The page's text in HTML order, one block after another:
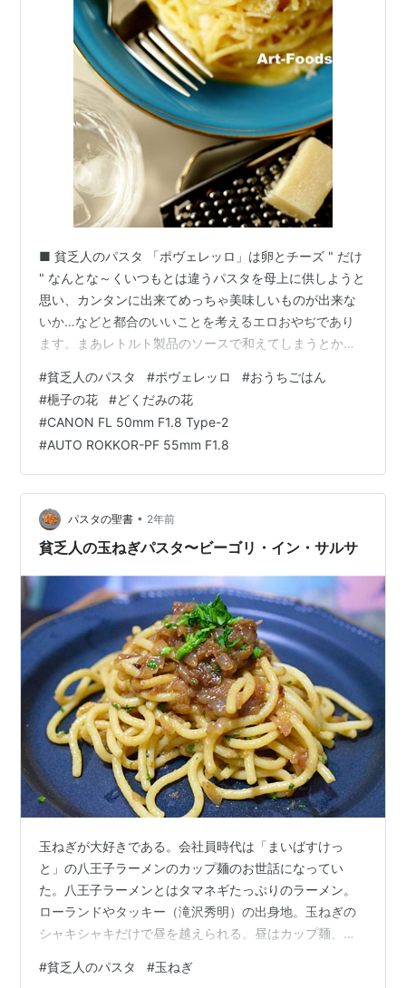
■ 貧乏人のパスタ 「ポヴェレッロ」は卵とチーズ " だけ
" なんとな～くいつもとは違うパスタを母上に供しようと
思い、カンタンに出来てめっちゃ美味しいものが出来な
いか…などと都合のいいことを考えるエロおやぢであり
ます。まあレトルト製品のソースで和えてしまうとか、
りますけれど、それではあまりにも面白くなさ過ぎるわ
けでして、ここはイッパツ普通のヒトがあまりやらない
ようなレシピで攻めるべきなのですな。 スナックチーズ
準備するものはパスタ乾麺と生玉子そして粉チーズだけ
です。ウソじゃありませんよ、ホントにこれだけです。
パスタと云えばトッピングにガリガリ…
#貧乏人のパスタ #ポヴェレッロ #おうちごはん
#梔子の花 #どくだみの花
#CANON FL 50mm F1.8 Type-2
#AUTO ROKKOR-PF 55mm F1.8
パスタの聖書 • 2年前
貧乏人の玉ねぎパスタ〜ビーゴリ・イン・サルサ
玉ねぎが大好きである。会社員時代は「まいばすけっ
と」の八王子ラーメンのカップ麺のお世話になってい
た。八王子ラーメンとはタマネギたっぷりのラーメン。
ローランドやタッキー（滝沢秀明）の出身地。玉ねぎの
シャキシャキだけで昼を越えられる。昼はカップ麺、夜
パスタ（貧乏人のパスタ）の発祥 本名はビーゴリ・イ
#貧乏人のパスタ #玉ねぎ